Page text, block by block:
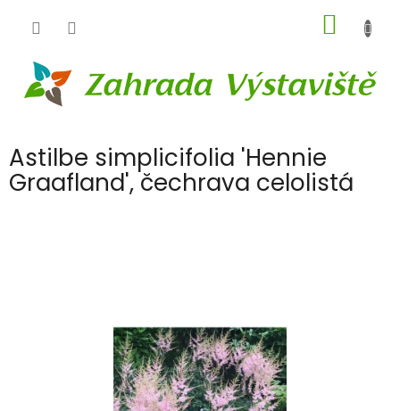
KOŠÍK
Astilbe simplicifolia 'Hennie
Graafland', čechrava celolistá